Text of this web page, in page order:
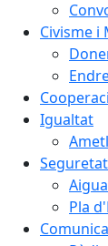
Civisme i
Igualtat
Pla